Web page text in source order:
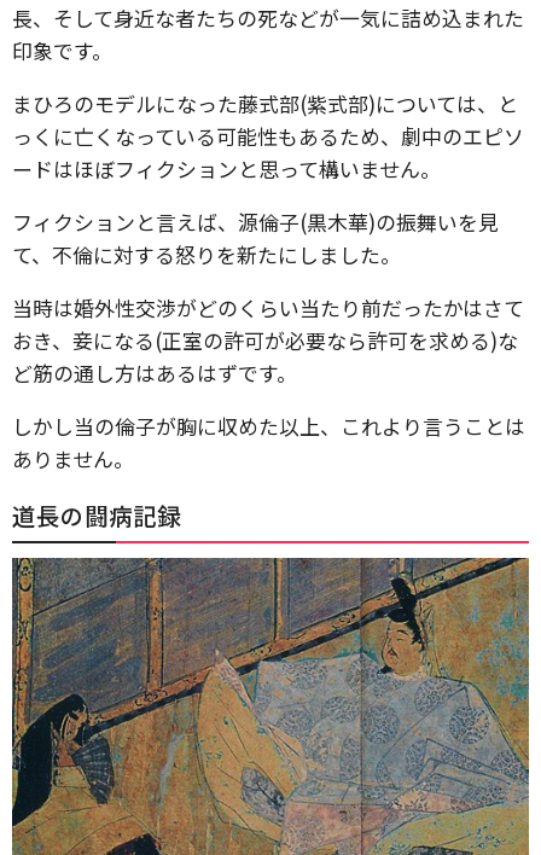
長、そして身近な者たちの死などが一気に詰め込まれた
印象です。
まひろのモデルになった藤式部(紫式部)については、と
っくに亡くなっている可能性もあるため、劇中のエピソ
ードはほぼフィクションと思って構いません。
フィクションと言えば、源倫子(黒木華)の振舞いを見
て、不倫に対する怒りを新たにしました。
当時は婚外性交渉がどのくらい当たり前だったかはさて
おき、妾になる(正室の許可が必要なら許可を求める)な
ど筋の通し方はあるはずです。
しかし当の倫子が胸に収めた以上、これより言うことは
ありません。
道長の闘病記録